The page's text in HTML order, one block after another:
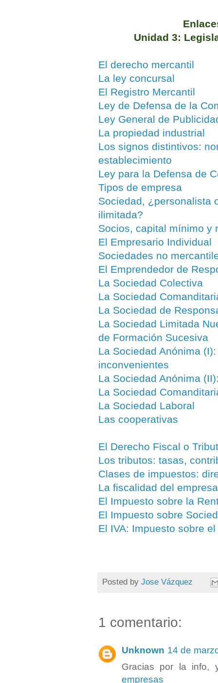
Unidad 3:
El derecho mercantil
La ley concursal
El Registro Mercantil
Ley de Defensa de la
Ley General de
La propiedad industrial
Los signos distintivos:
establecimiento
Ley para la Defensa de
Tipos de empresa
Sociedad, ¿personalista
ilimitada?
Socios, capital mínimo y
El Empresario Individual
Sociedades no
El Emprendedor de
La Sociedad Colectiva
La Sociedad
La Sociedad de
La Sociedad Limitada
de Formación Sucesiva
La Sociedad Anónima
inconvenientes
La Sociedad Anónima
La Sociedad
La Sociedad Laboral
Las cooperativas
El Derecho Fiscal o
Los tributos: tasas,
Clases de impuestos:
La fiscalidad del
El Impuesto sobre la
El Impuesto sobre
El IVA: Impuesto sobre
Posted by Jose Vázquez
1 comentario:
Unknown 14 de
Gracias por la info,
empresas